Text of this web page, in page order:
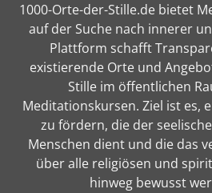
1000-Orte-der-Stille.de bietet
auf der Suche nach innerer
Plattform schafft
existierende Orte und
Stille im öffentlichen
Meditationskursen. Ziel ist es,
zu fördern, die der
Menschen dient und die das
über alle religiösen und
hinweg bewusst